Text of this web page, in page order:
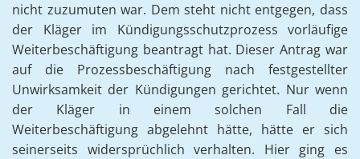
nicht zuzumuten war. Dem steht nicht entgegen, dass
der Kläger im Kündigungsschutzprozess vorläufige
Weiterbeschäftigung beantragt hat. Dieser Antrag war
auf die Prozessbeschäftigung nach festgestellter
Unwirksamkeit der Kündigungen gerichtet. Nur wenn
der Kläger in einem solchen Fall die
Weiterbeschäftigung abgelehnt hätte, hätte er sich
seinerseits widersprüchlich verhalten. Hier ging es